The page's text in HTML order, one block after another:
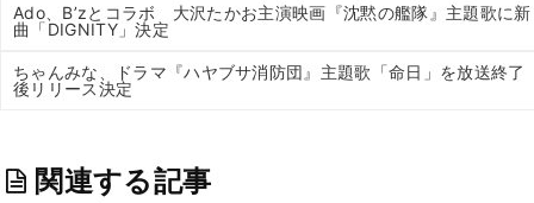
Ado、B’zとコラボ 大沢たかお主演映画『沈黙の艦隊』主題歌に新
曲「DIGNITY」決定
ちゃんみな、ドラマ『ハヤブサ消防団』主題歌「命日」を放送終了
後リリース決定
関連する記事